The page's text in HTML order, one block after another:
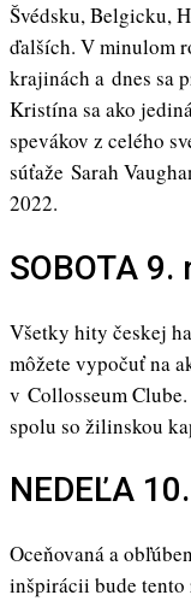
Švédsku, Belgicku,
ďalších. V minulom
krajinách a dnes sa
Kristína sa ako
spevákov z celého
súťaže Sarah
2022.
SOBOTA 9.
Všetky hity českej
môžete vypočuť na
v Collosseum
spolu so žilinskou
NEDEĽA
Oceňovaná a
inšpirácii bude